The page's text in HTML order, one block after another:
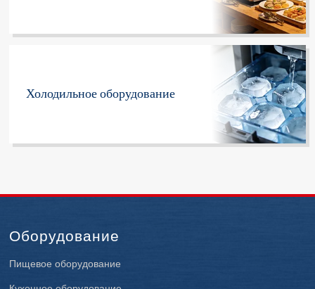
Холодильное оборудование
Оборудование
Пищевое оборудование